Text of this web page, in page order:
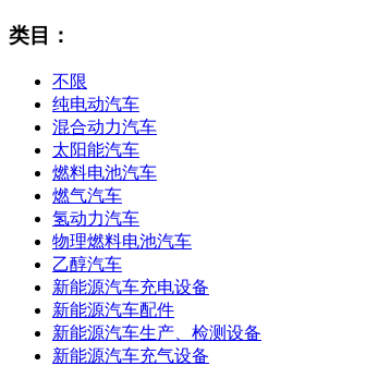
类目：
不限
纯电动汽车
混合动力汽车
太阳能汽车
燃料电池汽车
燃气汽车
氢动力汽车
物理燃料电池汽车
乙醇汽车
新能源汽车充电设备
新能源汽车配件
新能源汽车生产、检测设备
新能源汽车充气设备